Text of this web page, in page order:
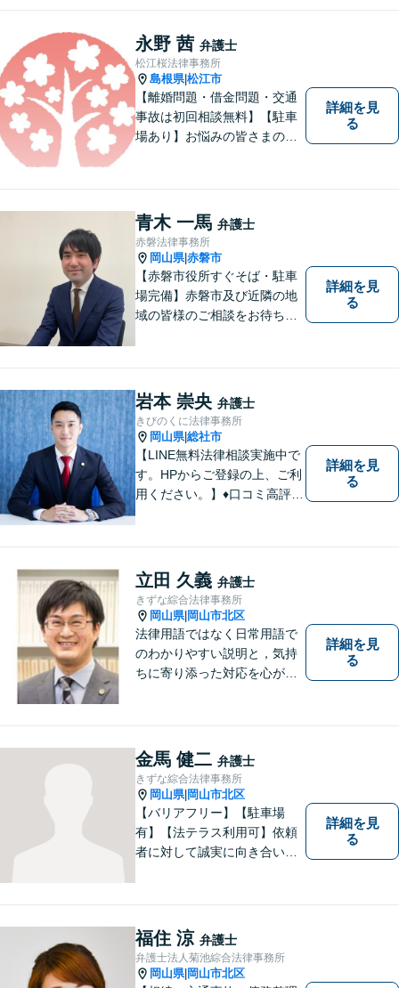
皆さまに距離的にも精神的に
も「近い」法律事務所となれ
るよう職員一同頑張っていま
す。 お気軽にお問い合わせく
ださい。
永野 茜 弁護士
松江桜法律事務所
島根県|松江市
【離婚問題・借金問題・交通
事故は初回相談無料】【駐車
場あり】お悩みの皆さまの気
いりたいと思います。丁寧な
説明で適切かつ迅速な解決を
目指します。
詳細を見
る
青木 一馬 弁護士
赤磐法律事務所
岡山県|赤磐市
【赤磐市役所すぐそば・駐車
場完備】赤磐市及び近隣の地
域の皆様のご相談をお待ちし
詳細を見
る
岩本 崇央 弁護士
きびのくに法律事務所
岡山県|総社市
【LINE無料法律相談実施中で
す。HPからご登録の上、ご利
用ください。】♦口コミ高評価
大の理解者として活動いたし
ます。【完全個室】【初回３
０分無料面談】
詳細を見
る
立田 久義 弁護士
きずな綜合法律事務所
岡山県| 岡山市北区
法律用語ではなく日常用語で
のわかりやすい説明と，気持
ちに寄り添った対応を心がけ
詳細を見
る
金馬 健二 弁護士
きずな綜合法律事務所
岡山県| 岡山市北区
【バリアフリー】【駐車場
有】【法テラス利用可】依頼
者に対して誠実に向き合い、
案件に取り掛かることができ
るように準備していますので
お気軽にご相談ください。
詳細を見
る
福住 涼 弁護士
弁護士法人菊池綜合法律事務所
岡山県| 岡山市北区